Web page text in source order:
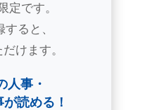
定です。
ると、
けます。
人事・
読める！